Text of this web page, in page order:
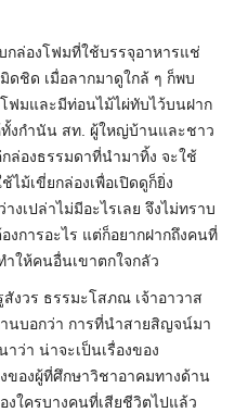
กล่องโฟมที่ใช้บรรจุอาหารแช่
ดชิด เมื่อลากมาดูใกล้ ๆ ก็พบ
ฟมและมีท่อนไม้ไผ่ทับไว้บนฝาก
ทั้งกำนัน สท. ผู้ใหญ่บ้านและชาว
ล่องธรรมดาที่นำมาทิ้ง จะใช้
ไม้เขี่ยกล่องเพื่อเปิดดูก็ยิ่ง
งเปล่าไม่มีอะไรเลย จึงไม่ทราบ
งการอะไร แต่ก็อยากฝากถึงคนที่
ำให้คนอื่นเขาตกใจกลัว
งวร ธรรมะโสภณ เจ้าอาวาส
นบอกว่า การที่นำสายสิญจน์มา
ว่า น่าจะเป็นเรื่องของ
ของผู้ที่ศึกษาวิชาอาคมทางด้าน
ใครบางคนที่เสียชีวิตไปแล้ว